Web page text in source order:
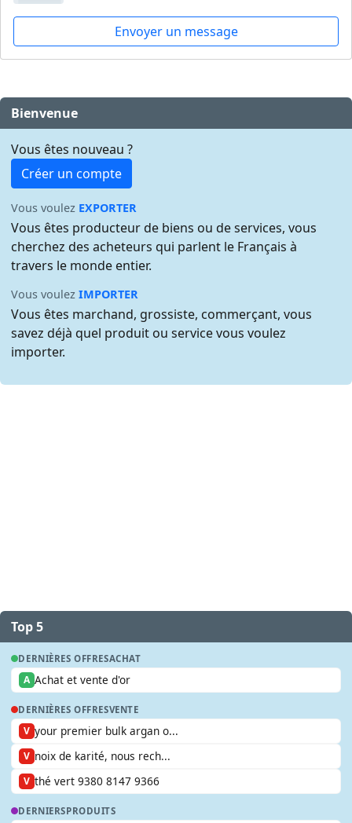
Envoyer un message
Bienvenue
Vous êtes nouveau ?
Créer un compte
Vous voulez EXPORTER
Vous êtes producteur de biens ou de services, vous
cherchez des acheteurs qui parlent le Français à
travers le monde entier.
Vous voulezIMPORTER
Vous êtes marchand, grossiste, commerçant, vous
savez déjà quel produit ou service vous voulez
importer.
Top 5
DERNIÈRES OFFRESACHAT
A Achat et vente d'or
DERNIÈRES OFFRESVENTE
V your premier bulk argan o...
V noix de karité, nous rech...
V thé vert 9380 8147 9366
DERNIERSPRODUITS